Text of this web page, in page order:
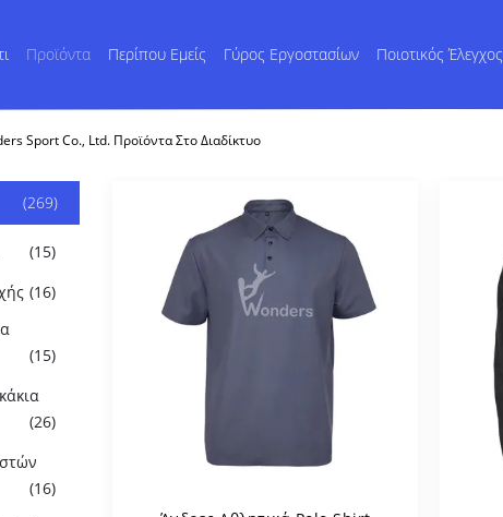
Προϊόντα Περίπου Εμείς Γύρος Εργοστασίων Ποιοτικός Έλεγχος
Sport Co., Ltd. Προϊόντα Στο Διαδίκτυο
(269)
(15)
(16)
(15)
(26)
(16)